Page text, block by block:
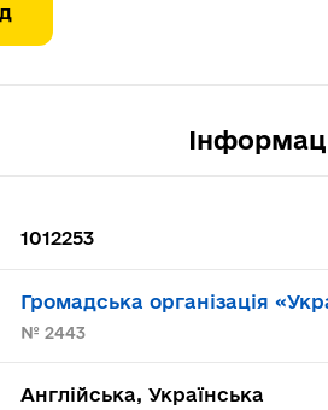
1012253
Громадська організація
№ 2443
Англійська, Українська